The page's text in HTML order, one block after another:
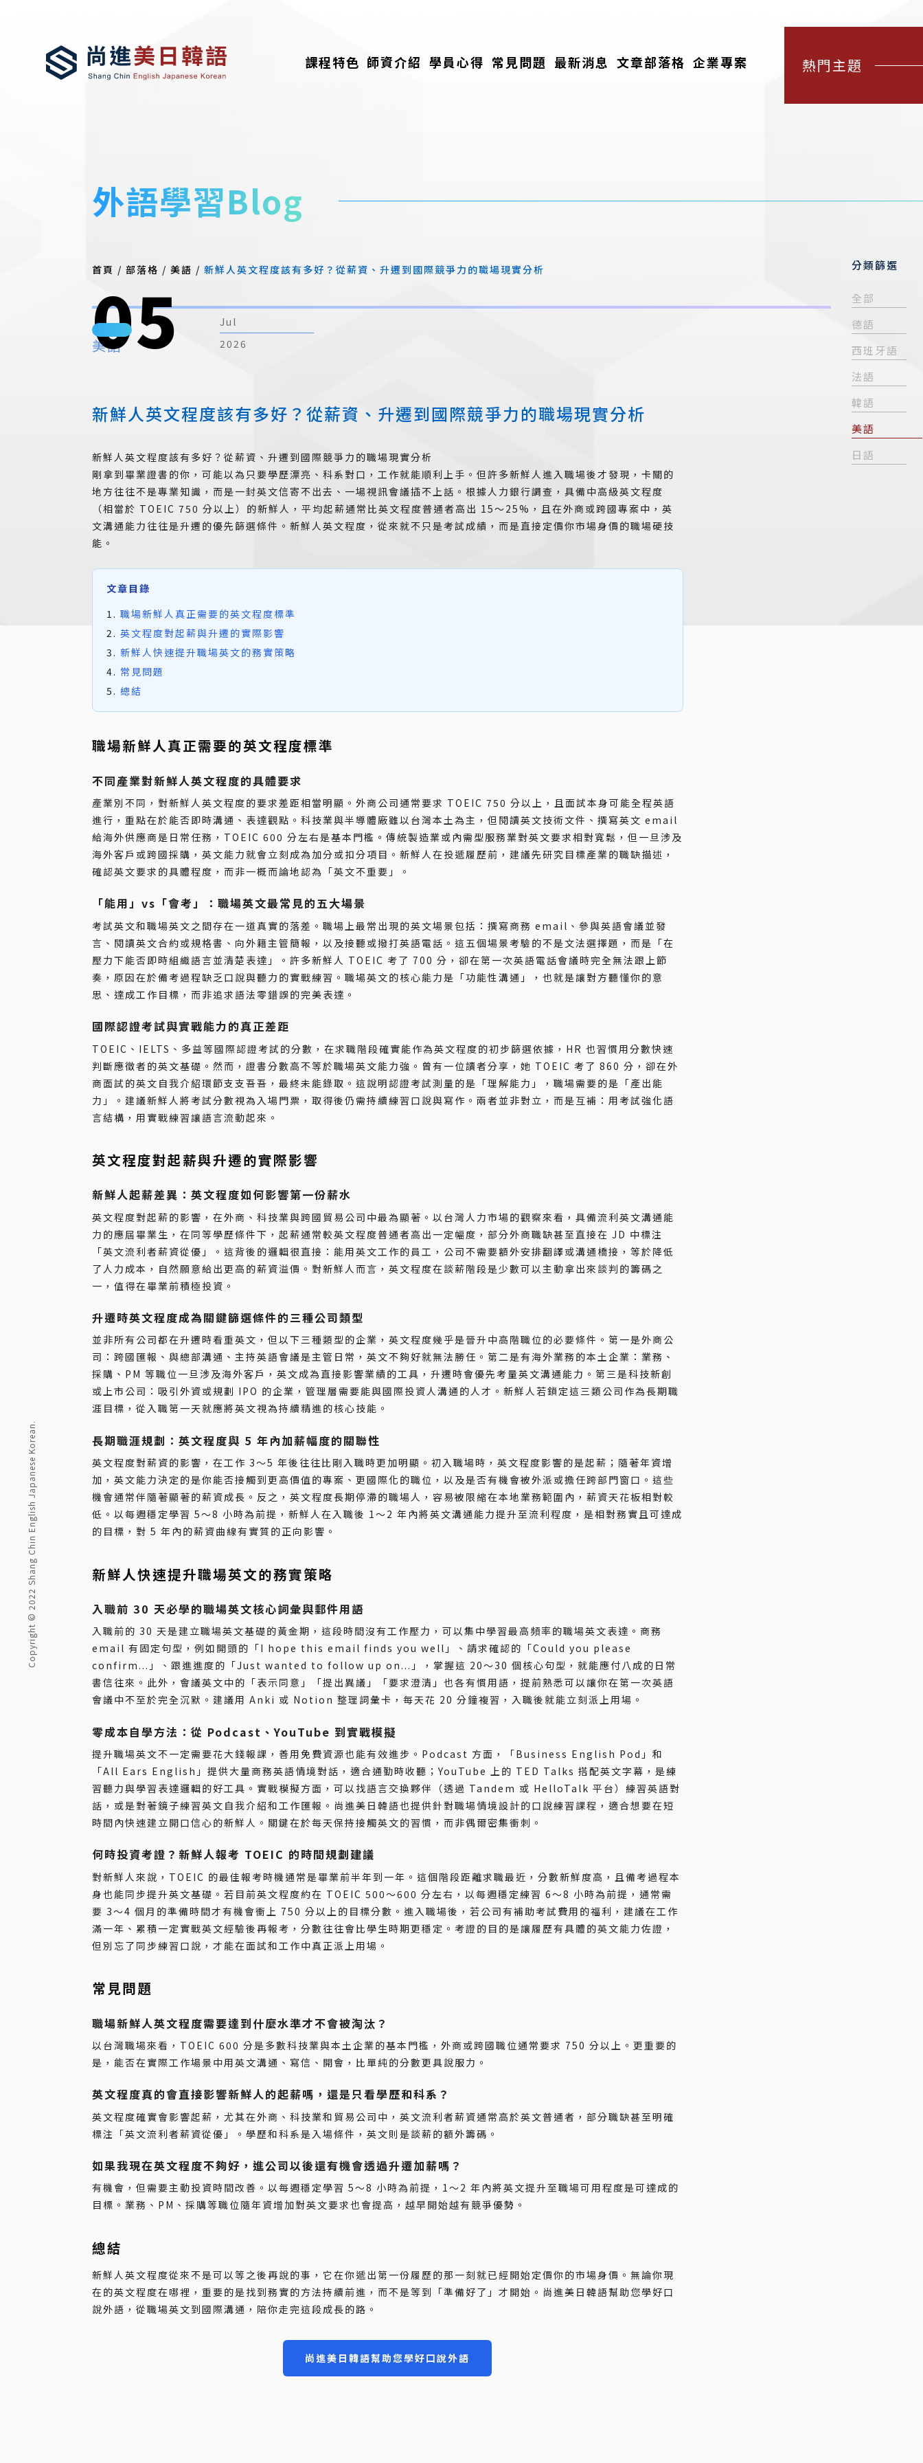
熱門主題
課程特色 師資介紹 學員心得 常見問題 最新消息 文章部落格 企業專案
Copyright © 2022 Shang Chin English Japanese Korean.
外語學習Blog
首頁 /部落格 /美語 /新鮮人英文程度該有多好？從薪資、升遷到國際競爭力的職場現實分析 分類篩選
全部
德語
西班牙語
法語
韓語
美語
日語
美語
05
Jul
2026
新鮮人英文程度該有多好？從薪資、升遷到國際競爭力的職場現實分析
新鮮人英文程度該有多好？從薪資、升遷到國際競爭力的職場現實分析
剛拿到畢業證書的你，可能以為只要學歷漂亮、科系對口，工作就能順利上手。但許多新鮮人進入職場後才發現，卡關的
地方往往不是專業知識，而是一封英文信寄不出去、一場視訊會議插不上話。根據人力銀行調查，具備中高級英文程度
（相當於 TOEIC 750 分以上）的新鮮人，平均起薪通常比英文程度普通者高出 15～25%，且在外商或跨國專案中，英
文溝通能力往往是升遷的優先篩選條件。新鮮人英文程度，從來就不只是考試成績，而是直接定價你市場身價的職場硬技
能。
文章目錄
職場新鮮人真正需要的英文程度標準
英文程度對起薪與升遷的實際影響
新鮮人快速提升職場英文的務實策略
常見問題
總結
職場新鮮人真正需要的英文程度標準
不同產業對新鮮人英文程度的具體要求
產業別不同，對新鮮人英文程度的要求差距相當明顯。外商公司通常要求 TOEIC 750 分以上，且面試本身可能全程英語
進行，重點在於能否即時溝通、表達觀點。科技業與半導體廠雖以台灣本土為主，但閱讀英文技術文件、撰寫英文 email
給海外供應商是日常任務，TOEIC 600 分左右是基本門檻。傳統製造業或內需型服務業對英文要求相對寬鬆，但一旦涉及
海外客戶或跨國採購，英文能力就會立刻成為加分或扣分項目。新鮮人在投遞履歷前，建議先研究目標產業的職缺描述，
確認英文要求的具體程度，而非一概而論地認為「英文不重要」。
「能用」vs「會考」：職場英文最常見的五大場景
考試英文和職場英文之間存在一道真實的落差。職場上最常出現的英文場景包括：撰寫商務 email、參與英語會議並發
言、閱讀英文合約或規格書、向外籍主管簡報，以及接聽或撥打英語電話。這五個場景考驗的不是文法選擇題，而是「在
壓力下能否即時組織語言並清楚表達」。許多新鮮人 TOEIC 考了 700 分，卻在第一次英語電話會議時完全無法跟上節
奏，原因在於備考過程缺乏口說與聽力的實戰練習。職場英文的核心能力是「功能性溝通」，也就是讓對方聽懂你的意
思、達成工作目標，而非追求語法零錯誤的完美表達。
國際認證考試與實戰能力的真正差距
TOEIC、IELTS、多益等國際認證考試的分數，在求職階段確實能作為英文程度的初步篩選依據，HR 也習慣用分數快速
判斷應徵者的英文基礎。然而，證書分數高不等於職場英文能力強。曾有一位讀者分享，她 TOEIC 考了 860 分，卻在外
商面試的英文自我介紹環節支支吾吾，最終未能錄取。這說明認證考試測量的是「理解能力」，職場需要的是「產出能
力」。建議新鮮人將考試分數視為入場門票，取得後仍需持續練習口說與寫作。兩者並非對立，而是互補：用考試強化語
言結構，用實戰練習讓語言流動起來。
英文程度對起薪與升遷的實際影響
新鮮人起薪差異：英文程度如何影響第一份薪水
英文程度對起薪的影響，在外商、科技業與跨國貿易公司中最為顯著。以台灣人力市場的觀察來看，具備流利英文溝通能
力的應屆畢業生，在同等學歷條件下，起薪通常較英文程度普通者高出一定幅度，部分外商職缺甚至直接在 JD 中標注
「英文流利者薪資從優」。這背後的邏輯很直接：能用英文工作的員工，公司不需要額外安排翻譯或溝通橋接，等於降低
了人力成本，自然願意給出更高的薪資溢價。對新鮮人而言，英文程度在談薪階段是少數可以主動拿出來談判的籌碼之
一，值得在畢業前積極投資。
升遷時英文程度成為關鍵篩選條件的三種公司類型
並非所有公司都在升遷時看重英文，但以下三種類型的企業，英文程度幾乎是晉升中高階職位的必要條件。第一是外商公
司：跨國匯報、與總部溝通、主持英語會議是主管日常，英文不夠好就無法勝任。第二是有海外業務的本土企業：業務、
採購、PM 等職位一旦涉及海外客戶，英文成為直接影響業績的工具，升遷時會優先考量英文溝通能力。第三是科技新創
或上市公司：吸引外資或規劃 IPO 的企業，管理層需要能與國際投資人溝通的人才。新鮮人若鎖定這三類公司作為長期職
涯目標，從入職第一天就應將英文視為持續精進的核心技能。
長期職涯規劃：英文程度與 5 年內加薪幅度的關聯性
英文程度對薪資的影響，在工作 3～5 年後往往比剛入職時更加明顯。初入職場時，英文程度影響的是起薪；隨著年資增
加，英文能力決定的是你能否接觸到更高價值的專案、更國際化的職位，以及是否有機會被外派或擔任跨部門窗口。這些
機會通常伴隨著顯著的薪資成長。反之，英文程度長期停滯的職場人，容易被限縮在本地業務範圍內，薪資天花板相對較
低。以每週穩定學習 5～8 小時為前提，新鮮人在入職後 1～2 年內將英文溝通能力提升至流利程度，是相對務實且可達成
的目標，對 5 年內的薪資曲線有實質的正向影響。
新鮮人快速提升職場英文的務實策略
入職前 30 天必學的職場英文核心詞彙與郵件用語
入職前的 30 天是建立職場英文基礎的黃金期，這段時間沒有工作壓力，可以集中學習最高頻率的職場英文表達。商務
email 有固定句型，例如開頭的「I hope this email finds you well」、請求確認的「Could you please
confirm...」、跟進進度的「Just wanted to follow up on...」，掌握這 20～30 個核心句型，就能應付八成的日常
書信往來。此外，會議英文中的「表示同意」「提出異議」「要求澄清」也各有慣用語，提前熟悉可以讓你在第一次英語
會議中不至於完全沉默。建議用 Anki 或 Notion 整理詞彙卡，每天花 20 分鐘複習，入職後就能立刻派上用場。
零成本自學方法：從 Podcast、YouTube 到實戰模擬
提升職場英文不一定需要花大錢報課，善用免費資源也能有效進步。Podcast 方面，「Business English Pod」和
「All Ears English」提供大量商務英語情境對話，適合通勤時收聽；YouTube 上的 TED Talks 搭配英文字幕，是練
習聽力與學習表達邏輯的好工具。實戰模擬方面，可以找語言交換夥伴（透過 Tandem 或 HelloTalk 平台）練習英語對
話，或是對著鏡子練習英文自我介紹和工作匯報。尚進美日韓語也提供針對職場情境設計的口說練習課程，適合想要在短
時間內快速建立開口信心的新鮮人。關鍵在於每天保持接觸英文的習慣，而非偶爾密集衝刺。
何時投資考證？新鮮人報考 TOEIC 的時間規劃建議
對新鮮人來說，TOEIC 的最佳報考時機通常是畢業前半年到一年。這個階段距離求職最近，分數新鮮度高，且備考過程本
身也能同步提升英文基礎。若目前英文程度約在 TOEIC 500～600 分左右，以每週穩定練習 6～8 小時為前提，通常需
要 3～4 個月的準備時間才有機會衝上 750 分以上的目標分數。進入職場後，若公司有補助考試費用的福利，建議在工作
滿一年、累積一定實戰英文經驗後再報考，分數往往會比學生時期更穩定。考證的目的是讓履歷有具體的英文能力佐證，
但別忘了同步練習口說，才能在面試和工作中真正派上用場。
常見問題
職場新鮮人英文程度需要達到什麼水準才不會被淘汰？
以台灣職場來看，TOEIC 600 分是多數科技業與本土企業的基本門檻，外商或跨國職位通常要求 750 分以上。更重要的
是，能否在實際工作場景中用英文溝通、寫信、開會，比單純的分數更具說服力。
英文程度真的會直接影響新鮮人的起薪嗎，還是只看學歷和科系？
英文程度確實會影響起薪，尤其在外商、科技業和貿易公司中，英文流利者薪資通常高於英文普通者，部分職缺甚至明確
標注「英文流利者薪資從優」。學歷和科系是入場條件，英文則是談薪的額外籌碼。
如果我現在英文程度不夠好，進公司以後還有機會透過升遷加薪嗎？
有機會，但需要主動投資時間改善。以每週穩定學習 5～8 小時為前提，1～2 年內將英文提升至職場可用程度是可達成的
目標。業務、PM、採購等職位隨年資增加對英文要求也會提高，越早開始越有競爭優勢。
總結
新鮮人英文程度從來不是可以等之後再說的事，它在你遞出第一份履歷的那一刻就已經開始定價你的市場身價。無論你現
在的英文程度在哪裡，重要的是找到務實的方法持續前進，而不是等到「準備好了」才開始。尚進美日韓語幫助您學好口
說外語，從職場英文到國際溝通，陪你走完這段成長的路。
尚進美日韓語幫助您學好口說外語